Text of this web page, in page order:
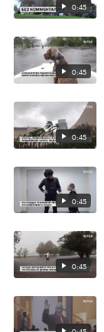
0:45
0:45
0:45
0:45
0:45